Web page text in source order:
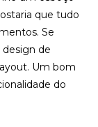
que tudo
Se
design de
Um bom
do